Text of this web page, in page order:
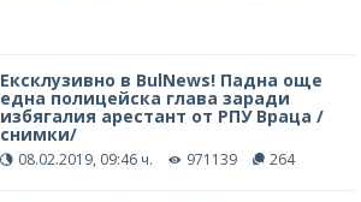
Ексклузивно в BulNews! Падна още
една полицейска глава заради
избягалия арестант от РПУ Враца /
снимки/
08.02.2019, 09:46 ч. 971139 264